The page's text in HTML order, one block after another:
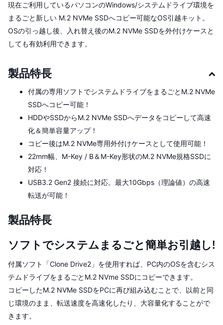
現在ご利用しているパソコンのWindows/システムドライブ環境を
まるごと新しい M.2 NVMe SSDへコピー可能なOS引越キット。
OSの引っ越し後、入れ替え後のM.2 NVMe SSDを外付けケースと
しても有効利用できます。
製品特長
付属の専用ソフトでシステムドライブをまるごとM.2 NVMe
SSDへコピー可能！
HDDやSSDからM.2 NVMe SSDへデータをコピーして高速
化＆簡単容量アップ！
コピー後はM.2 NVMe専用外付けケースとして使用可能！
22mm幅、M-Key / B＆M-Key形状のM.2 NVMe規格SSDに
対応！
USB3.2 Gen2 接続に対応。最大10Gbps（理論値）の高速
転送が可能！
製品特長
ソフトでシステムまるごと簡単お引越し!
付属ソフト「Clone Drive2」を使用すれば、PC内のOSを含むシス
テムドライブをまるごとM.2 NVme SSDにコピーできます。
コピーしたM.2 NVMe SSDをPCに再び組み込むことで、以前と同
じ環境のまま、転送速度を高速化したり、大容量化することがで
きます。